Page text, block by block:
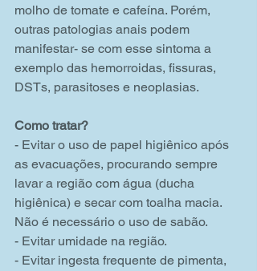
molho de tomate e cafeína. Porém,
outras patologias anais podem
manifestar- se com esse sintoma a
exemplo das hemorroidas, fissuras,
DSTs, parasitoses e neoplasias.
Como tratar?
- Evitar o uso de papel higiênico após
as evacuações, procurando sempre
lavar a região com água (ducha
higiênica) e secar com toalha macia.
Não é necessário o uso de sabão.
- Evitar umidade na região.
- Evitar ingesta frequente de pimenta,